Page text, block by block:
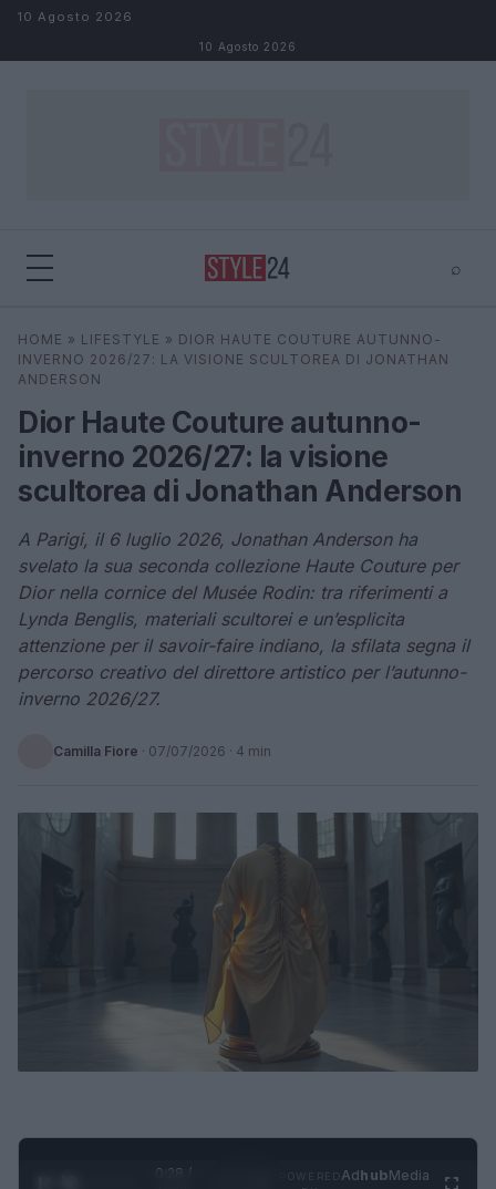
Salta al contenuto
10 Agosto 2026
10 Agosto 2026
⌕
Cerca ⌕
HOME » LIFESTYLE » DIOR HAUTE COUTURE AUTUNNO-
INVERNO 2026/27: LA VISIONE SCULTOREA DI JONATHAN
ANDERSON
Dior Haute Couture autunno-
inverno 2026/27: la visione
scultorea di Jonathan Anderson
A Parigi, il 6 luglio 2026, Jonathan Anderson ha
svelato la sua seconda collezione Haute Couture per
Dior nella cornice del Musée Rodin: tra riferimenti a
Lynda Benglis, materiali scultorei e un’esplicita
attenzione per il savoir-faire indiano, la sfilata segna il
percorso creativo del direttore artistico per l’autunno-
inverno 2026/27.
Camilla Fiore · 07/07/2026 · 4 min
0:29 /
AdhubMedia